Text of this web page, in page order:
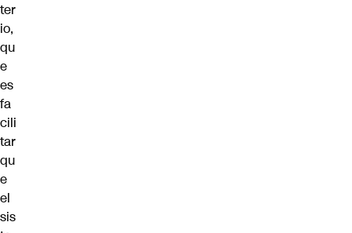
ter
io,
qu
e
es
fa
cili
tar
qu
e
el
sis